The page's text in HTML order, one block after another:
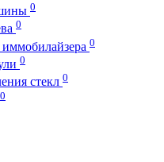
0
0
0
0
стекл 0
0